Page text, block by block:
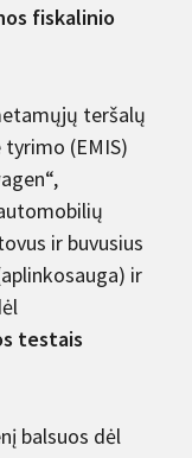
fiskalinio
teršalų
(EMIS)
ir buvusius
ir
testais
balsuos dėl